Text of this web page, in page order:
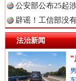
中
中雄关
公安部公布25起
辟谣！工信部没
法治新闻